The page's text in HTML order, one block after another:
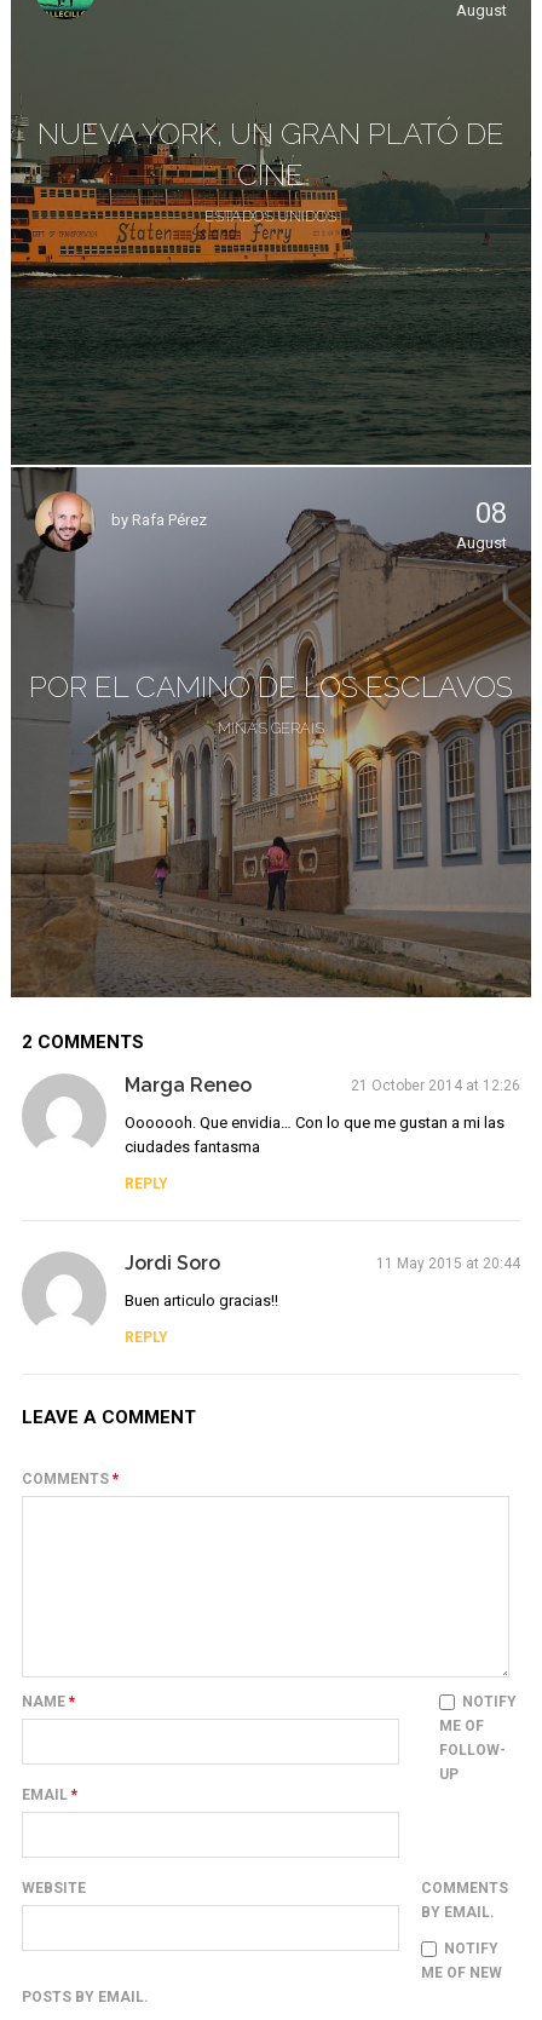
August
NUEVA YORK, UN GRAN PLATÓ DE
CINE
ESTADOS UNIDOS
by Rafa Pérez 08
August
POR EL CAMINO DE LOS ESCLAVOS
MINAS GERAIS
2 COMMENTS
Marga Reneo 21 October 2014 at 12:26
Ooooooh. Que envidia… Con lo que me gustan a mi las
ciudades fantasma
REPLY
Jordi Soro 11 May 2015 at 20:44
Buen articulo gracias!!
REPLY
LEAVE A COMMENT
COMMENTS *
NAME *
EMAIL *
WEBSITE
NOTIFY
ME OF
FOLLOW-
UP
COMMENTS
BY EMAIL.
NOTIFY
ME OF NEW
POSTS BY EMAIL.